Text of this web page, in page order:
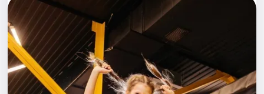
Выставки
Квесты
Экскурсии